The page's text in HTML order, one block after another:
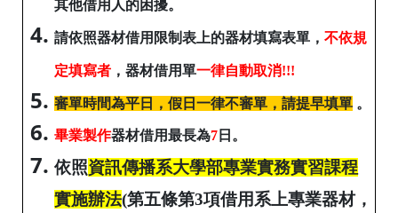
其他借用人的困擾。
請依照器材借用限制表上的器材填寫表單， 不依規
定填寫者 ，器材借用單一律自動取消!!!
審單時間為平日，假日一律不審單，請提早填單 。
畢業製作器材借用最長為7 日。
依照資訊傳播系大學部專業實務實習課程
實施辦法(第五條第3項借用系上專業器材，